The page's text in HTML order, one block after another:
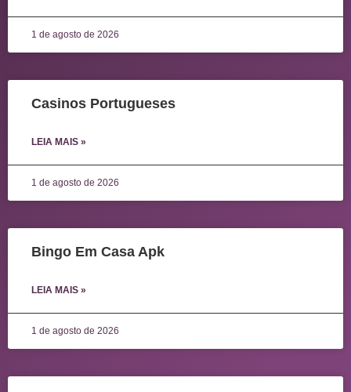
1 de agosto de 2026
Casinos Portugueses
LEIA MAIS »
1 de agosto de 2026
Bingo Em Casa Apk
LEIA MAIS »
1 de agosto de 2026